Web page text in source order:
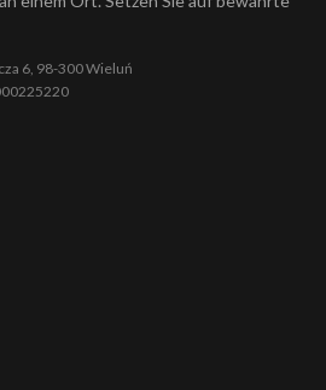
6, 98-300 Wieluń